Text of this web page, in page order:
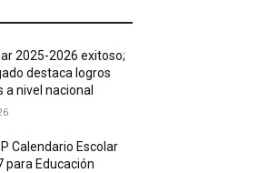
2025-2026 exitoso;
destaca logros
a nivel nacional
Calendario Escolar
para Educación